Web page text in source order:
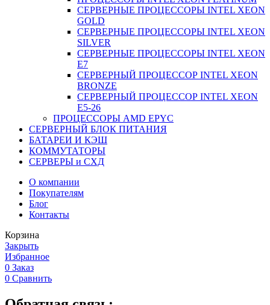
СЕРВЕРНЫЕ ПРОЦЕССОРЫ INTEL XEON
GOLD
СЕРВЕРНЫЕ ПРОЦЕССОРЫ INTEL XEON
SILVER
СЕРВЕРНЫЕ ПРОЦЕССОРЫ INTEL XEON
Е7
СЕРВЕРНЫЙ ПРОЦЕССОР INTEL XEON
BRONZE
СЕРВЕРНЫЙ ПРОЦЕССОР INTEL XEON
Е5-26
ПРОЦЕССОРЫ AMD EPYC
СЕРВЕРНЫЙ БЛОК ПИТАНИЯ
БАТАРЕИ И КЭШ
КОММУТАТОРЫ
СЕРВЕРЫ и СХД
О компании
Покупателям
Блог
Контакты
Корзина
Закрыть
Избранное
0 Заказ
0 Сравнить